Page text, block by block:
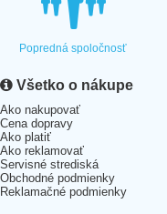
Popredná spoločnosť
Všetko o nákupe
Ako nakupovať
Cena dopravy
Ako platiť
Ako reklamovať
Servisné strediská
Obchodné podmienky
Reklamačné podmienky